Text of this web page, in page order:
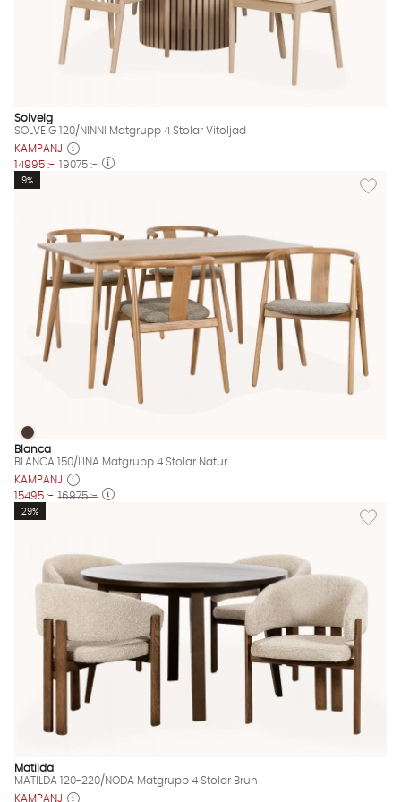
Solveig
SOLVEIG 120/NINNI Matgrupp 4 Stolar Vitoljad
KAMPANJ
14995 :- 19075 :-
Lägg
9%
BLANCA 150/LINA Matgrupp 4 Stolar Natur Finns även i dessa
BLANCA 150/LINA Matgrupp 4 Stolar Natur
Blanca
BLANCA 150/LINA Matgrupp 4 Stolar Natur
KAMPANJ
15495 :- 16975 :-
Lägg
29%
Matilda
MATILDA 120-220/NODA Matgrupp 4 Stolar Brun
KAMPANJ